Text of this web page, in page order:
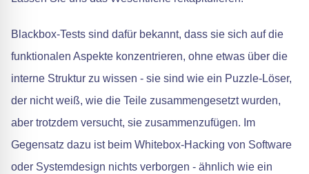
Blackbox-Tests sind dafür bekannt, dass sie sich auf die
funktionalen Aspekte konzentrieren, ohne etwas über die
interne Struktur zu wissen - sie sind wie ein Puzzle-Löser,
der nicht weiß, wie die Teile zusammengesetzt wurden,
aber trotzdem versucht, sie zusammenzufügen. Im
Gegensatz dazu ist beim Whitebox-Hacking von Software
oder Systemdesign nichts verborgen - ähnlich wie ein